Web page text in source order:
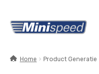
Ga
door
navigatie
Ga
naar
inhoudHome Product Generatie